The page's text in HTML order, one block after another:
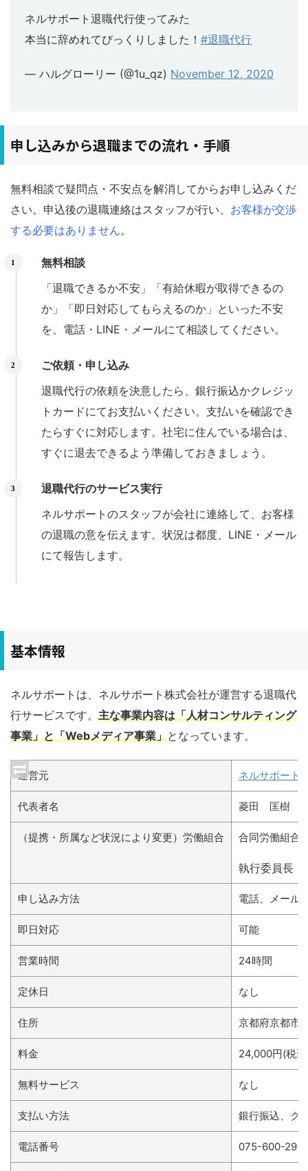
ネルサポート退職代行使ってみた
本当に辞めれてびっくりしました！ #退職代行
— ハルグローリー (@1u_qz) November 12, 2020
申し込みから退職までの流れ・手順
無料相談で疑問点・不安点を解消してからお申し込みくだ
さい。申込後の退職連絡はスタッフが行い、 お客様が交渉
する必要はありません。
無料相談
「退職できるか不安」「有給休暇が取得できるの
か」「即日対応してもらえるのか」といった不安
を、電話・LINE・メールにて相談してください。
ご依頼・申し込み
退職代行の依頼を決意したら、銀行振込かクレジッ
トカードにてお支払いください。支払いを確認でき
たらすぐに対応します。社宅に住んでいる場合は、
すぐに退去できるよう準備しておきましょう。
退職代行のサービス実行
ネルサポートのスタッフが会社に連絡して、お客様
の退職の意を伝えます。状況は都度、LINE・メール
にて報告します。
基本情報
ネルサポートは、ネルサポート株式会社が運営する退職代
行サービスです。 主な事業内容は「人材コンサルティング
事業」と「Webメディア事業」となっています。
運営元 ネルサポート
代表者名 菱田 匡樹
（提携・所属など状況により変更）労働組合 合同労働組合
執行委員長
申し込み方法 電話、メール
即日対応 可能
営業時間 24時間
定休日 なし
住所 京都府京都市
料金 24,000円(税
無料サービス なし
支払い方法 銀行振込、ク
電話番号 075-600-